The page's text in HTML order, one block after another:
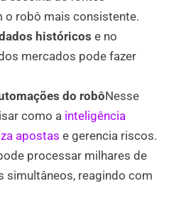
o robô mais consistente.
históricos e no
mercados pode fazer
do robôNesse
como a inteligência
apostas e gerencia riscos.
processar milhares de
simultâneos, reagindo com